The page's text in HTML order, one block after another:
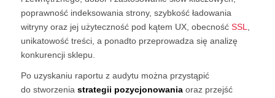
poprawność indeksowania strony, szybkość ładowania
witryny oraz jej użyteczność pod kątem UX, obecność SSL
unikatowość treści, a ponadto przeprowadza się analizę
konkurencji sklepu.
Po uzyskaniu raportu z audytu można przystąpić
do stworzenia strategii pozycjonowaniaoraz przejść